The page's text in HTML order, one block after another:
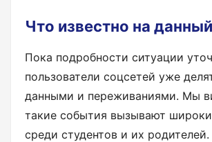
Что известно на
Пока подробности ситуации
пользователи соцсетей уже
данными и переживаниями. Мы
такие события вызывают
среди студентов и их родителей.